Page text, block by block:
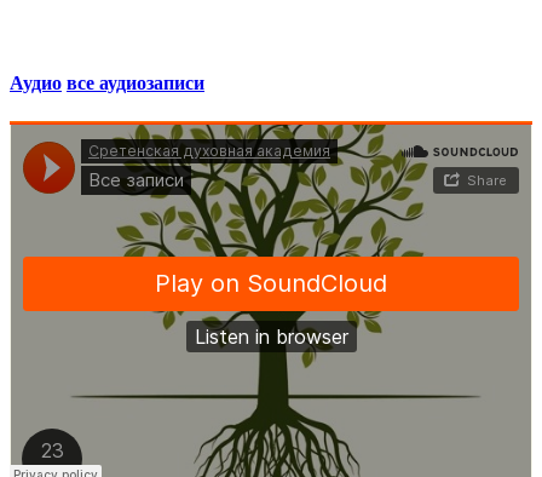
Аудио все аудиозаписи